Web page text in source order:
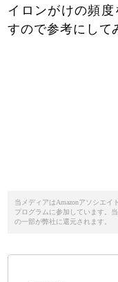
イロンがけの頻
すので参考にして
当メディアはAmazonアソシエ
プログラムに参加しています。
の一部が弊社に還元されます。